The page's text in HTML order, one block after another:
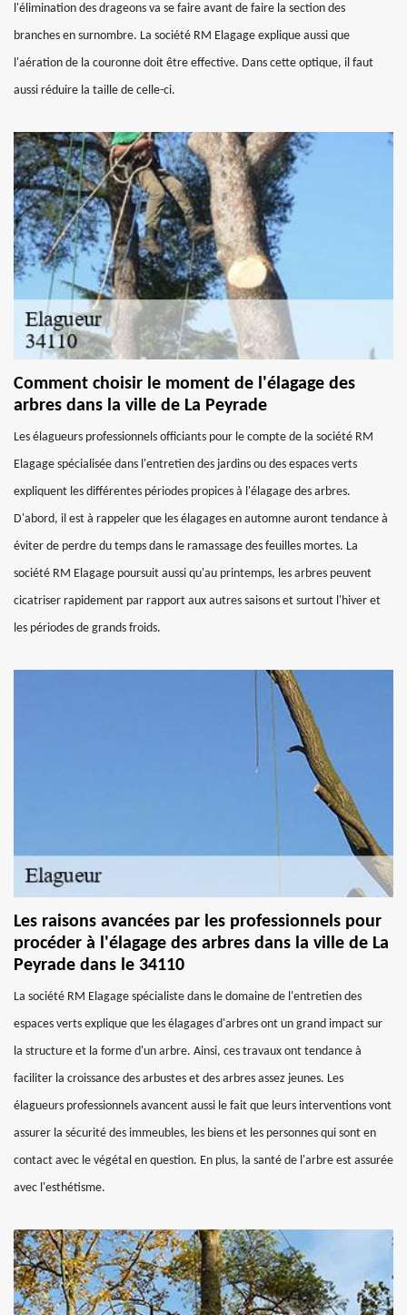
l'élimination des drageons va se faire avant de faire la section des
branches en surnombre. La société RM Elagage explique aussi que
l'aération de la couronne doit être effective. Dans cette optique, il faut
aussi réduire la taille de celle-ci.
Comment choisir le moment de l'élagage des
arbres dans la ville de La Peyrade
Les élagueurs professionnels officiants pour le compte de la société RM
Elagage spécialisée dans l'entretien des jardins ou des espaces verts
expliquent les différentes périodes propices à l'élagage des arbres.
D'abord, il est à rappeler que les élagages en automne auront tendance à
éviter de perdre du temps dans le ramassage des feuilles mortes. La
société RM Elagage poursuit aussi qu'au printemps, les arbres peuvent
cicatriser rapidement par rapport aux autres saisons et surtout l'hiver et
les périodes de grands froids.
Les raisons avancées par les professionnels pour
procéder à l'élagage des arbres dans la ville de La
Peyrade dans le 34110
La société RM Elagage spécialiste dans le domaine de l'entretien des
espaces verts explique que les élagages d'arbres ont un grand impact sur
la structure et la forme d'un arbre. Ainsi, ces travaux ont tendance à
faciliter la croissance des arbustes et des arbres assez jeunes. Les
élagueurs professionnels avancent aussi le fait que leurs interventions vont
assurer la sécurité des immeubles, les biens et les personnes qui sont en
contact avec le végétal en question. En plus, la santé de l'arbre est assurée
avec l'esthétisme.